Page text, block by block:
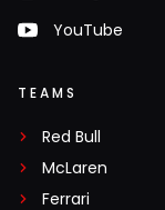
YouTube
TEAMS
Red Bull
McLaren
Ferrari